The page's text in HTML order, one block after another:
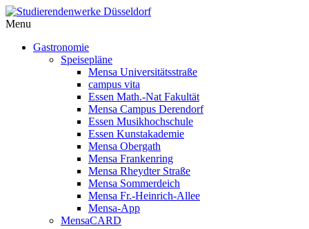
Menu
Gastronomie
Speisepläne
Mensa Universitätsstraße
campus vita
Essen Math.-Nat Fakultät
Mensa Campus Derendorf
Essen Musikhochschule
Essen Kunstakademie
Mensa Obergath
Mensa Frankenring
Mensa Rheydter Straße
Mensa Sommerdeich
Mensa Fr.-Heinrich-Allee
Mensa-App
MensaCARD